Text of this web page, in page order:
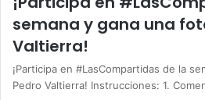
semana y gana una
Valtierra!
¡Participa en #LasCompartidas de la
Pedro Valtierra! Instrucciones: 1.